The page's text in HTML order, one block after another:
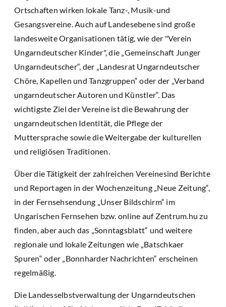
Ortschaften wirken lokale Tanz-, Musik-und
Gesangsvereine. Auch auf Landesebene sind große
landesweite Organisationen tätig, wie der "Verein
Ungarndeutscher Kinder", die „Gemeinschaft Junger
Ungarndeutscher“, der „Landesrat Ungarndeutscher
Chöre, Kapellen und Tanzgruppen“ oder der „Verband
ungarndeutscher Autoren und Künstler“. Das
wichtigste Ziel der Vereine ist die Bewahrung der
ungarndeutschen Identität, die Pflege der
Muttersprache sowie die Weitergabe der kulturellen
und religiösen Traditionen.
Über die Tätigkeit der zahlreichen Vereinesind Berichte
und Reportagen in der Wochenzeitung „Neue Zeitung“,
in der Fernsehsendung „Unser Bildschirm“ im
Ungarischen Fernsehen bzw. online auf Zentrum.hu zu
finden, aber auch das „Sonntagsblatt“ und weitere
regionale und lokale Zeitungen wie „Batschkaer
Spuren“ oder „Bonnharder Nachrichten“ erscheinen
regelmäßig.
Die Landesselbstverwaltung der Ungarndeutschen